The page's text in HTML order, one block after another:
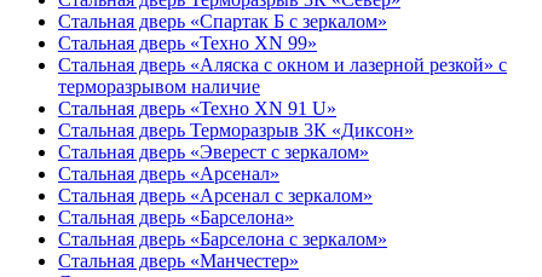
Стальная дверь «Спартак Б с зеркалом»
Стальная дверь «Техно XN 99»
Стальная дверь «Аляска с окном и лазерной резкой» с
терморазрывом наличие
Стальная дверь «Техно XN 91 U»
Стальная дверь Терморазрыв 3К «Диксон»
Стальная дверь «Эверест с зеркалом»
Стальная дверь «Арсенал»
Стальная дверь «Арсенал с зеркалом»
Стальная дверь «Барселона»
Стальная дверь «Барселона с зеркалом»
Стальная дверь «Манчестер»